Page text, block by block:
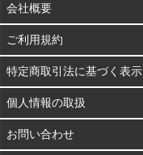
会社概要
ご利用規約
特定商取引法に基づく表示
個人情報の取扱
お問い合わせ